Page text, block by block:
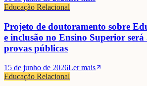
Educação Relacional
Projeto de doutoramento sobre
e inclusão no Ensino Superior será
provas públicas
15 de junho de 2026Ler mais
Educação Relacional